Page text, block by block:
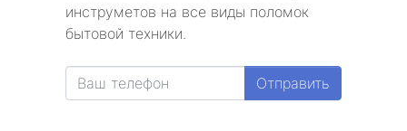
инструметов на все виды поломок
бытовой техники.
Отправить